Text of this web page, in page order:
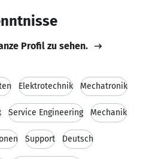
Profil zu sehen.
Elektrotechnik Mechatronik
Service Engineering Mechanik
Support Deutsch